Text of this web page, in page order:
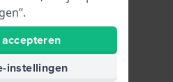
instellingen